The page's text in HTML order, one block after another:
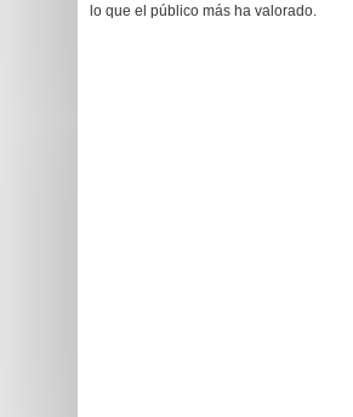
lo que el público más ha valorado.